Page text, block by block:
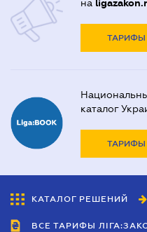
на
ТАРИФЫ
каталог
ТАРИФЫ
КАТАЛОГ РЕШЕНИЙ
ВСЕ ТАРИФЫ